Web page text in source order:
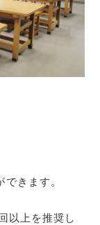
きます。
以上を推奨し